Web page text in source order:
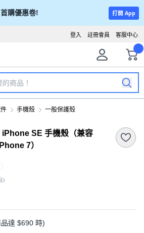
購優惠卷! 打開 App
客服中心
註冊會員
登入
手機殼 一般保護殼
SE 手機殼（兼容
7）
達 $690 時)